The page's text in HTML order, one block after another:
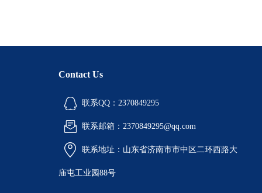
Contact Us
联系QQ：2370849295
联系邮箱：2370849295@qq.com
联系地址：山东省济南市市中区二环西路大
庙屯工业园88号